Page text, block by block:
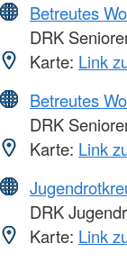
Betreutes
DRK
Karte: Link
Betreutes
DRK
Karte: Link
DRK
Karte: Link